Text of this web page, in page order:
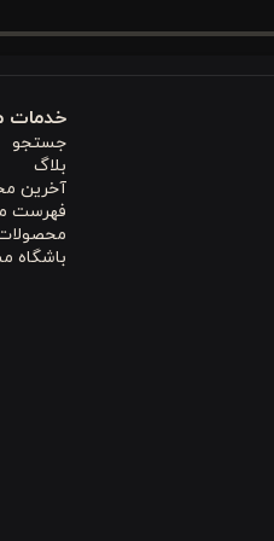
برای کسانی مناسب است که به حالت
طبی مناسب هستند، می‌توانند با
دارد.
خدمات
جستجو
بلاگ
آخرین
فهرست
باشگاه